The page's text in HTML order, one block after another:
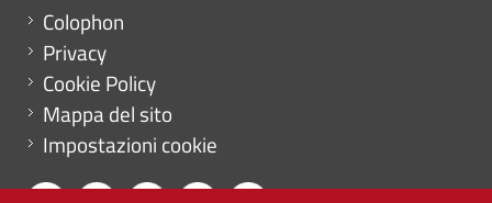
Menu footer
Colophon
Privacy
Cookie Policy
Mappa del sito
Impostazioni cookie